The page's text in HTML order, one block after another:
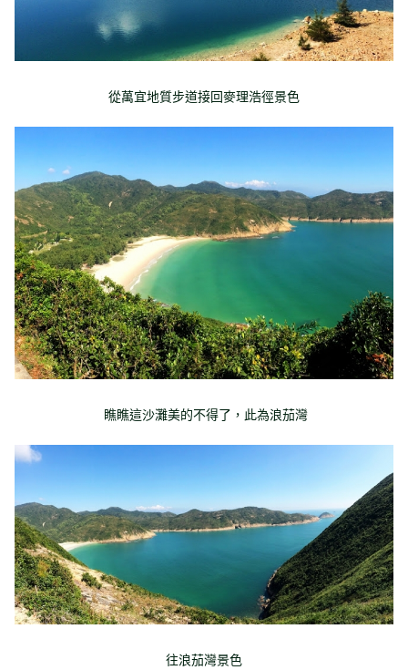
從萬宜地質步道接回麥理浩徑景色
瞧瞧這沙灘美的不得了，此為浪茄灣
往浪茄灣景色